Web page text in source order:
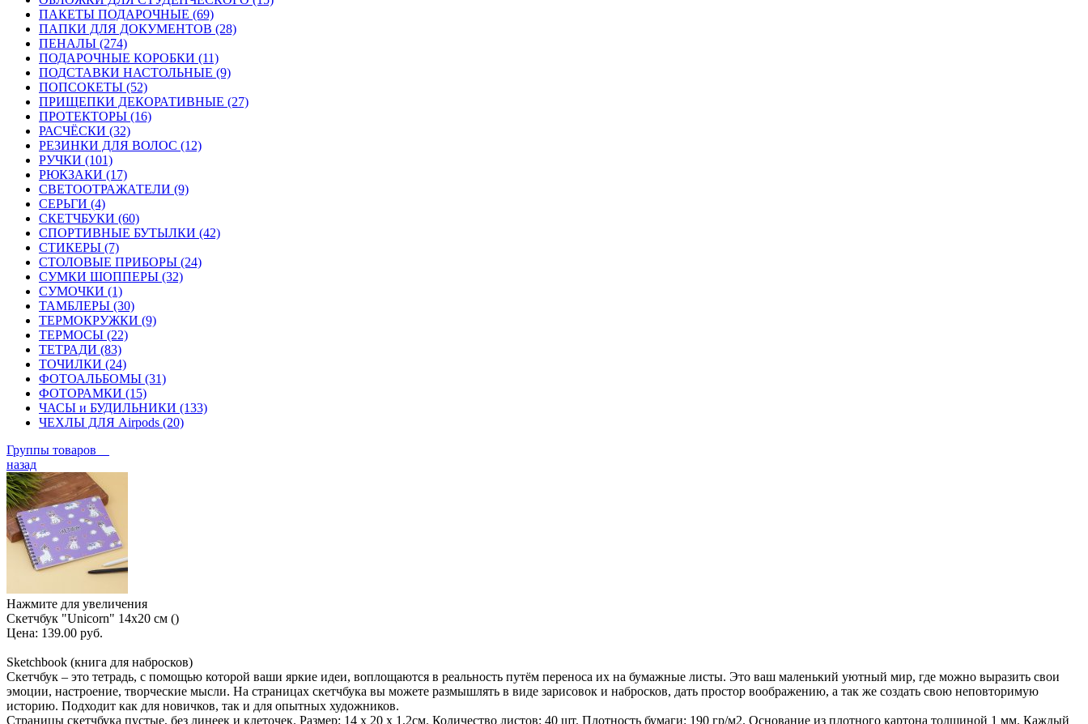
ПАКЕТЫ ПОДАРОЧНЫЕ (69)
ПАПКИ ДЛЯ ДОКУМЕНТОВ (28)
ПЕНАЛЫ (274)
ПОДАРОЧНЫЕ КОРОБКИ (11)
ПОДСТАВКИ НАСТОЛЬНЫЕ (9)
ПОПСОКЕТЫ (52)
ПРИЩЕПКИ ДЕКОРАТИВНЫЕ (27)
ПРОТЕКТОРЫ (16)
РАСЧЁСКИ (32)
РЕЗИНКИ ДЛЯ ВОЛОС (12)
РУЧКИ (101)
РЮКЗАКИ (17)
СВЕТООТРАЖАТЕЛИ (9)
СЕРЬГИ (4)
СКЕТЧБУКИ (60)
СПОРТИВНЫЕ БУТЫЛКИ (42)
СТИКЕРЫ (7)
СТОЛОВЫЕ ПРИБОРЫ (24)
СУМКИ ШОППЕРЫ (32)
СУМОЧКИ (1)
ТАМБЛЕРЫ (30)
ТЕРМОКРУЖКИ (9)
ТЕРМОСЫ (22)
ТЕТРАДИ (83)
ТОЧИЛКИ (24)
ФОТОАЛЬБОМЫ (31)
ФОТОРАМКИ (15)
ЧАСЫ и БУДИЛЬНИКИ (133)
ЧЕХЛЫ ДЛЯ Airpods (20)
Группы товаров
назад
Нажмите для увеличения
Скетчбук "Unicorn" 14х20 см ()
Цена: 139.00 руб.
Sketchbook (книга для набросков)
Скетчбук – это тетрадь, с помощью которой ваши яркие идеи, воплощаются в реальность путём переноса их на бумажные листы. Это ваш маленький уютный мир, где можно выразить свои
эмоции, настроение, творческие мысли. На страницах скетчбука вы можете размышлять в виде зарисовок и набросков, дать простор воображению, а так же создать свою неповторимую
историю. Подходит как для новичков, так и для опытных художников.
Страницы скетчбука пустые, без линеек и клеточек. Размер: 14 х 20 х 1,2см. Количество листов: 40 шт. Плотность бумаги: 190 гр/м2. Основание из плотного картона толщиной 1 мм. Каждый